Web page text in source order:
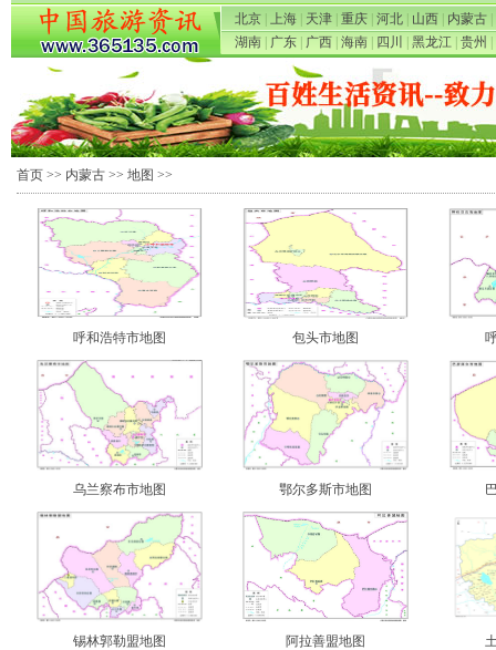
北京 上海 天津 重庆 河北 山西 内蒙古
湖南
广东 广西 海南 四川 黑龙江 贵州
首页 >> 内蒙古 >> 地图 >>
呼和浩特市地图 包头市地图
乌兰察布市地图 鄂尔多斯市地图
锡林郭勒盟地图 阿拉善盟地图